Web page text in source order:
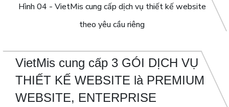
Hình 04 - VietMis cung cấp dịch vụ thiết kế website
theo yêu cầu riêng
VietMis cung cấp 3 GÓI DỊCH VỤ
THIẾT KẾ WEBSITE là PREMIUM
WEBSITE, ENTERPRISE